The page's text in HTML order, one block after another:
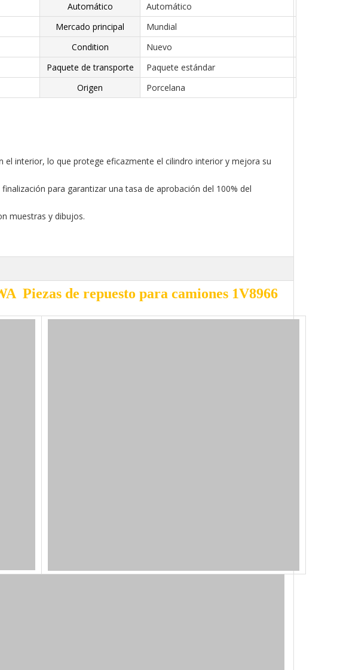
Automático
Automático
Mercado principal
Mundial
Condition
Nuevo
Paquete de transporte
Paquete estándar
Origen Porcelana
interior, lo que protege eficazmente el cilindro interior y mejora su
para garantizar una tasa de aprobación del 100% del
muestras y dibujos.
Piezas de repuesto para camiones 1V8966